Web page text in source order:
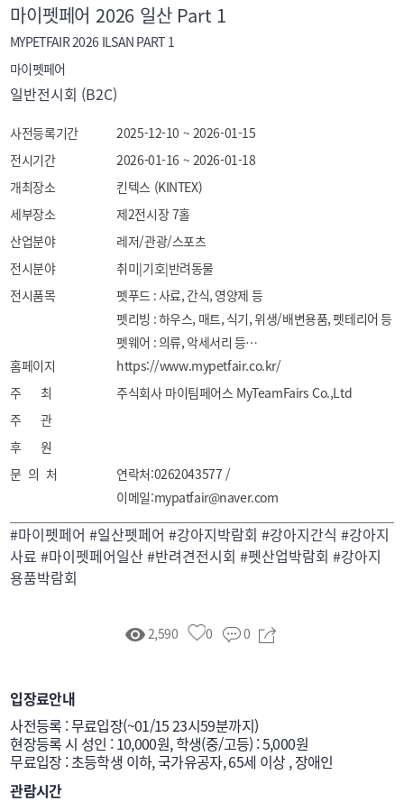
마이펫페어 2026 일산 Part 1
MYPETFAIR 2026 ILSAN PART 1
마이펫페어
일반전시회 (B2C)
사전등록기간
2025-12-10 ~ 2026-01-15
전시기간
2026-01-16 ~ 2026-01-18
개최장소
킨텍스 (KINTEX)
세부장소
제2전시장 7홀
산업분야
레저/관광/스포츠
전시분야
취미|기호|반려동물
전시품목
펫푸드 : 사료, 간식, 영양제 등
펫리빙 : 하우스, 매트, 식기, 위생/배변용품, 펫테리어 등
펫웨어 : 의류, 악세서리 등
펫케어 : 미용/목욕용품, 펫가전, 펫금융 건강관리 앱 등
펫아웃도어 : 유모차, 카시트, 하네스, 리드줄, 외출용품
펫택시, 장례 등
홈페이지
https://www.mypetfair.co.kr/
주 최
주식회사 마이팀페어스 MyTeamFairs Co.,Ltd
주 관
후 원
문 의 처
연락처:0262043577 /
이메일:mypatfair@naver.com
#마이펫페어 #일산펫페어 #강아지박람회 #강아지간식 #강아지
사료 #마이펫페어일산 #반려견전시회 #펫산업박람회 #강아지
용품박람회
2,590 0 0
입장료안내
사전등록 : 무료입장(~01/15 23시59분까지)
현장등록 시 성인 : 10,000원, 학생(중/고등) : 5,000원
무료입장 : 초등학생 이하, 국가유공자, 65세 이상 , 장애인
관람시간